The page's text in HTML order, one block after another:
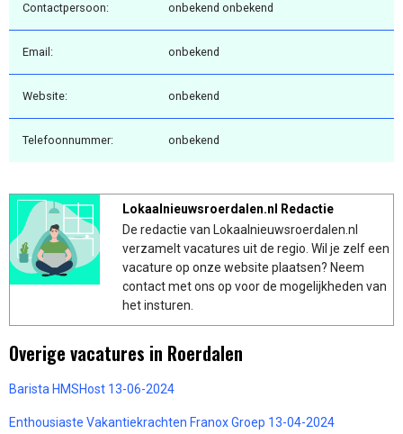
Contactpersoon: onbekend onbekend
Email: onbekend
Website: onbekend
Telefoonnummer: onbekend
Lokaalnieuwsroerdalen.nl Redactie
De redactie van Lokaalnieuwsroerdalen.nl
verzamelt vacatures uit de regio. Wil je zelf een
vacature op onze website plaatsen? Neem
contact met ons op voor de mogelijkheden van
het insturen.
Overige vacatures in Roerdalen
Barista HMSHost 13-06-2024
Enthousiaste Vakantiekrachten Franox Groep 13-04-2024